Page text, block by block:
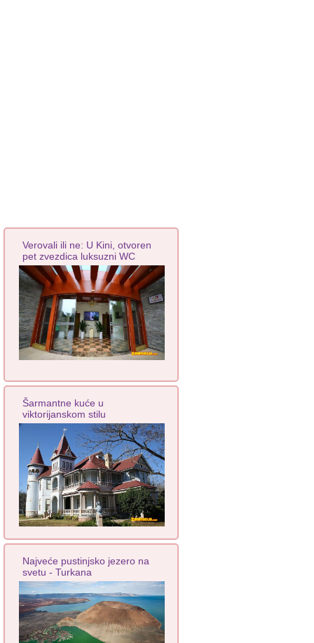
Verovali ili ne: U Kini, otvoren
pet zvezdica luksuzni WC
Šarmantne kuće u
viktorijanskom stilu
Najveće pustinjsko jezero na
svetu - Turkana